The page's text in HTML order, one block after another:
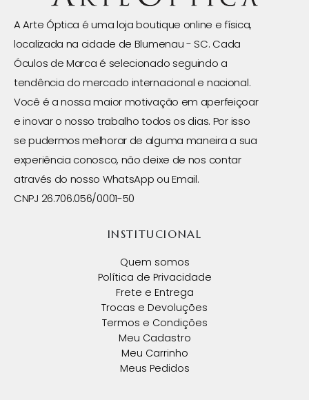
A Arte Óptica é uma loja boutique online e física,
localizada na cidade de Blumenau - SC. Cada
Óculos de Marca é selecionado seguindo a
tendência do mercado internacional e nacional.
Você é a nossa maior motivação em aperfeiçoar
e inovar o nosso trabalho todos os dias. Por isso
se pudermos melhorar de alguma maneira a sua
experiência conosco, não deixe de nos contar
através do nosso WhatsApp ou Email.
CNPJ 26.706.056/0001-50
INSTITUCIONAL
Quem somos
Política de Privacidade
Frete e Entrega
Trocas e Devoluções
Termos e Condições
Meu Cadastro
Meu Carrinho
Meus Pedidos